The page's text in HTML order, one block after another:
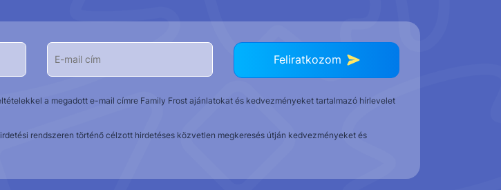
Feliratkozom
a megadott e-mail címre Family Frost ajánlatokat és kedvezményeket tartalmazó hírlevelet
rendszeren történő célzott hirdetéses közvetlen megkeresés útján kedvezményeket és